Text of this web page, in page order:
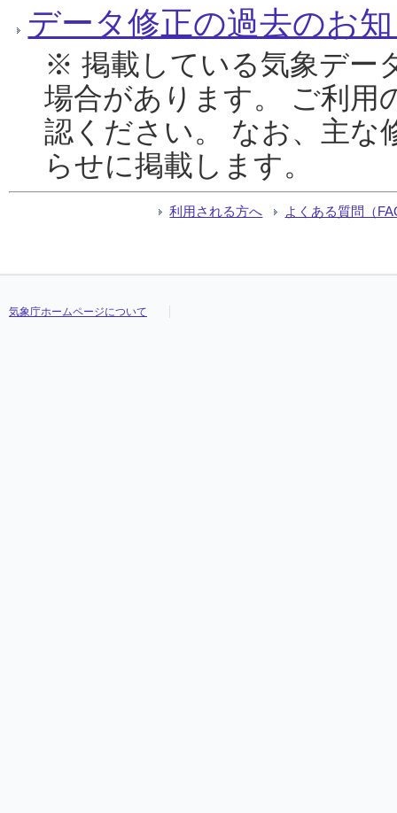
データ修正の過去のお
※ 掲載している気象デー
場合があります。 ご利用
認ください。 なお、主な
らせに掲載します。
利用される方へ よくある質問（
気象庁ホームページについて